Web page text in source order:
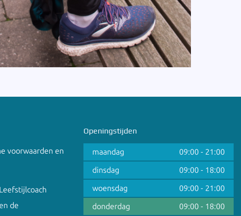
voorwaarden en
Leefstijlcoach
de
Openingstijden
maandag 09:00 - 21:00
dinsdag
09:00 - 18:00
woensdag
09:00 - 21:00
donderdag
09:00 - 18:00